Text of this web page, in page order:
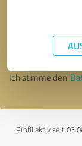
Ich stimme den
Profil aktiv seit